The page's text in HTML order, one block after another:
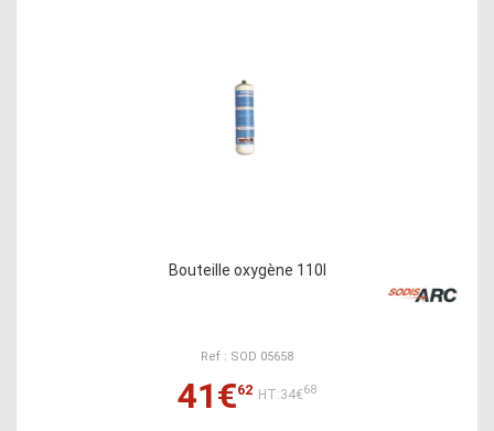
Bouteille oxygène 110l
Ref : SOD 05658
41€62 HT:34€68